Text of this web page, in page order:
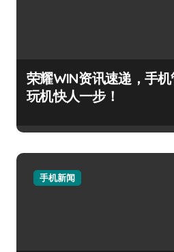
荣耀WIN资讯速递，手
玩机快人一步！
手机新闻